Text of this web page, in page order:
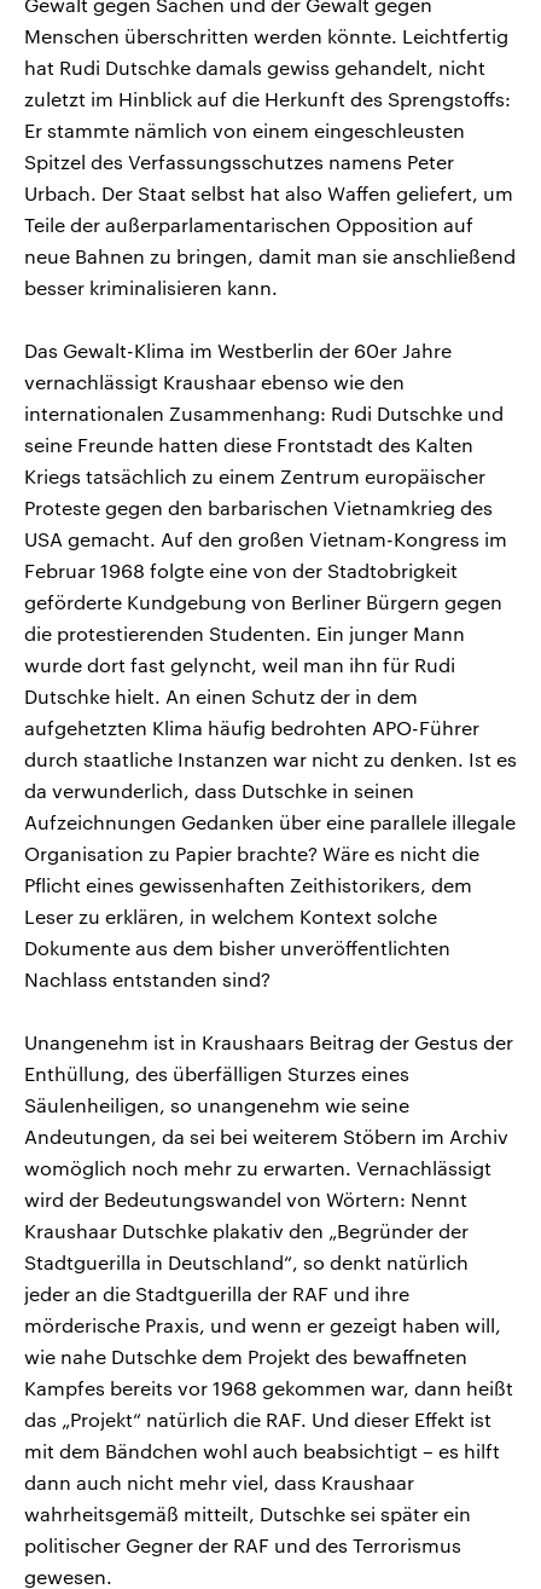
Menschen überschritten werden könnte. Leichtfertig
hat Rudi Dutschke damals gewiss gehandelt, nicht
zuletzt im Hinblick auf die Herkunft des Sprengstoffs:
Er stammte nämlich von einem eingeschleusten
Spitzel des Verfassungsschutzes namens Peter
Urbach. Der Staat selbst hat also Waffen geliefert, um
Teile der außerparlamentarischen Opposition auf
neue Bahnen zu bringen, damit man sie anschließend
besser kriminalisieren kann.
Das Gewalt-Klima im Westberlin der 60er Jahre
vernachlässigt Kraushaar ebenso wie den
internationalen Zusammenhang: Rudi Dutschke und
seine Freunde hatten diese Frontstadt des Kalten
Kriegs tatsächlich zu einem Zentrum europäischer
Proteste gegen den barbarischen Vietnamkrieg des
USA gemacht. Auf den großen Vietnam-Kongress im
Februar 1968 folgte eine von der Stadtobrigkeit
geförderte Kundgebung von Berliner Bürgern gegen
die protestierenden Studenten. Ein junger Mann
wurde dort fast gelyncht, weil man ihn für Rudi
Dutschke hielt. An einen Schutz der in dem
aufgehetzten Klima häufig bedrohten APO-Führer
durch staatliche Instanzen war nicht zu denken. Ist es
da verwunderlich, dass Dutschke in seinen
Aufzeichnungen Gedanken über eine parallele illegale
Organisation zu Papier brachte? Wäre es nicht die
Pflicht eines gewissenhaften Zeithistorikers, dem
Leser zu erklären, in welchem Kontext solche
Dokumente aus dem bisher unveröffentlichten
Nachlass entstanden sind?
Unangenehm ist in Kraushaars Beitrag der Gestus der
Enthüllung, des überfälligen Sturzes eines
Säulenheiligen, so unangenehm wie seine
Andeutungen, da sei bei weiterem Stöbern im Archiv
womöglich noch mehr zu erwarten. Vernachlässigt
wird der Bedeutungswandel von Wörtern: Nennt
Kraushaar Dutschke plakativ den „Begründer der
Stadtguerilla in Deutschland“, so denkt natürlich
jeder an die Stadtguerilla der RAF und ihre
mörderische Praxis, und wenn er gezeigt haben will,
wie nahe Dutschke dem Projekt des bewaffneten
Kampfes bereits vor 1968 gekommen war, dann heißt
das „Projekt“ natürlich die RAF. Und dieser Effekt ist
mit dem Bändchen wohl auch beabsichtigt – es hilft
dann auch nicht mehr viel, dass Kraushaar
wahrheitsgemäß mitteilt, Dutschke sei später ein
politischer Gegner der RAF und des Terrorismus
gewesen.